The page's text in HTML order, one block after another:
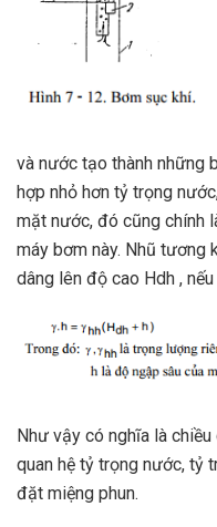
và nước tạo thành những
hợp nhỏ hơn tỷ trọng
mặt nước, đó cũng chính
máy bơm này. Nhũ
dâng lên độ cao Hdh , nếu
Như vậy có nghĩa là
quan hệ tỷ trọng nước, tỷ
đặt miệng phun.